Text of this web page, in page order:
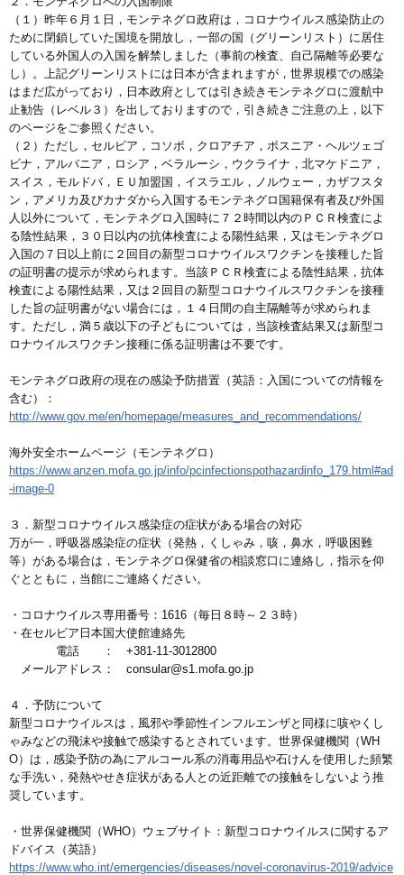
（１）昨年６月１日，モンテネグロ政府は，コロナウイルス感染防止の
ために閉鎖していた国境を開放し，一部の国（グリーンリスト）に居住
している外国人の入国を解禁しました（事前の検査、自己隔離等必要な
し）。上記グリーンリストには日本が含まれますが，世界規模での感染
はまだ広がっており，日本政府としては引き続きモンテネグロに渡航中
止勧告（レベル３）を出しておりますので，引き続きご注意の上，以下
のページをご参照ください。
（２）ただし，セルビア，コソボ，クロアチア，ボスニア・ヘルツェゴ
ビナ，アルバニア，ロシア，ベラルーシ，ウクライナ，北マケドニア，
スイス，モルドバ，ＥＵ加盟国，イスラエル，ノルウェー，カザフスタ
ン，アメリカ及びカナダから入国するモンテネグロ国籍保有者及び外国
人以外について，モンテネグロ入国時に７２時間以内のＰＣＲ検査によ
る陰性結果，３０日以内の抗体検査による陽性結果，又はモンテネグロ
入国の７日以上前に２回目の新型コロナウイルスワクチンを接種した旨
の証明書の提示が求められます。当該ＰＣＲ検査による陰性結果，抗体
検査による陽性結果，又は２回目の新型コロナウイルスワクチンを接種
した旨の証明書がない場合には，１４日間の自主隔離等が求められま
す。ただし，満５歳以下の子どもについては，当該検査結果又は新型コ
ロナウイルスワクチン接種に係る証明書は不要です。
モンテネグロ政府の現在の感染予防措置（英語：入国についての情報を
含む）：
http://www.gov.me/en/homepage/measures_and_recommendations/
海外安全ホームページ（モンテネグロ）
https://www.anzen.mofa.go.jp/info/pcinfectionspothazardinfo_179.html#ad
-image-0
３．新型コロナウイルス感染症の症状がある場合の対応
万が一，呼吸器感染症の症状（発熱，くしゃみ，咳，鼻水，呼吸困難
等）がある場合は，モンテネグロ保健省の相談窓口に連絡し，指示を仰
ぐとともに，当館にご連絡ください。
・コロナウイルス専用番号：1616（毎日８時～２３時）
・在セルビア日本国大使館連絡先
電話 ： +381-11-3012800
メールアドレス： consular@s1.mofa.go.jp
４．予防について
新型コロナウイルスは，風邪や季節性インフルエンザと同様に咳やくし
ゃみなどの飛沫や接触で感染するとされています。世界保健機関（WH
O）は，感染予防の為にアルコール系の消毒用品や石けんを使用した頻繁
な手洗い，発熱やせき症状がある人との近距離での接触をしないよう推
奨しています。
・世界保健機関（WHO）ウェブサイト：新型コロナウイルスに関するア
ドバイス（英語）
https://www.who.int/emergencies/diseases/novel-coronavirus-2019/advice